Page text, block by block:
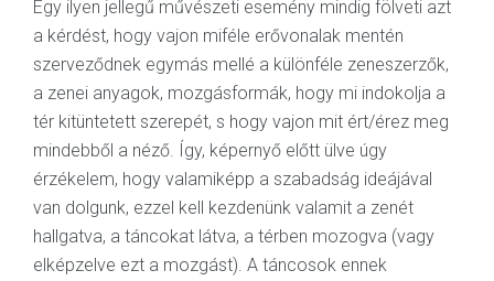
Egy ilyen jellegű művészeti esemény mindig fölveti azt
a kérdést, hogy vajon miféle erővonalak mentén
szerveződnek egymás mellé a különféle zeneszerzők,
a zenei anyagok, mozgásformák, hogy mi indokolja a
tér kitüntetett szerepét, s hogy vajon mit ért/érez meg
mindebből a néző. Így, képernyő előtt ülve úgy
érzékelem, hogy valamiképp a szabadság ideájával
van dolgunk, ezzel kell kezdenünk valamit a zenét
hallgatva, a táncokat látva, a térben mozogva (vagy
elképzelve ezt a mozgást). A táncosok ennek